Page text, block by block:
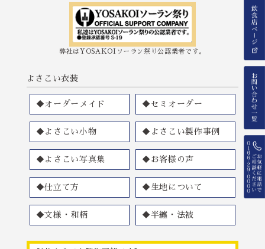
弊社はYOSAKOIソーラン祭り公認業者です。
よさこい衣装
◆オーダーメイド ◆セミオーダー
◆よさこい小物 ◆よさこい製作事例
◆よさこい写真集 ◆お客様の声
◆仕立て方 ◆生地について
◆文様・和柄 ◆半纏・法被